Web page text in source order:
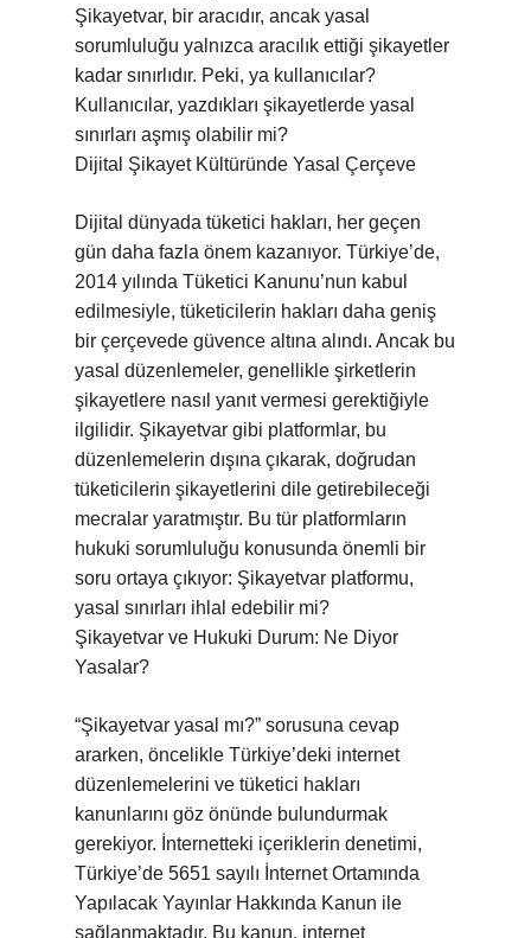
Şikayetvar, bir aracıdır, ancak yasal
sorumluluğu yalnızca aracılık ettiği şikayetler
kadar sınırlıdır. Peki, ya kullanıcılar?
Kullanıcılar, yazdıkları şikayetlerde yasal
sınırları aşmış olabilir mi?
Dijital Şikayet Kültüründe Yasal Çerçeve
Dijital dünyada tüketici hakları, her geçen
gün daha fazla önem kazanıyor. Türkiye’de,
2014 yılında Tüketici Kanunu’nun kabul
edilmesiyle, tüketicilerin hakları daha geniş
bir çerçevede güvence altına alındı. Ancak bu
yasal düzenlemeler, genellikle şirketlerin
şikayetlere nasıl yanıt vermesi gerektiğiyle
ilgilidir. Şikayetvar gibi platformlar, bu
düzenlemelerin dışına çıkarak, doğrudan
tüketicilerin şikayetlerini dile getirebileceği
mecralar yaratmıştır. Bu tür platformların
hukuki sorumluluğu konusunda önemli bir
soru ortaya çıkıyor: Şikayetvar platformu,
yasal sınırları ihlal edebilir mi?
Şikayetvar ve Hukuki Durum: Ne Diyor
Yasalar?
“Şikayetvar yasal mı?” sorusuna cevap
ararken, öncelikle Türkiye’deki internet
düzenlemelerini ve tüketici hakları
kanunlarını göz önünde bulundurmak
gerekiyor. İnternetteki içeriklerin denetimi,
Türkiye’de 5651 sayılı İnternet Ortamında
Yapılacak Yayınlar Hakkında Kanun ile
sağlanmaktadır. Bu kanun, internet